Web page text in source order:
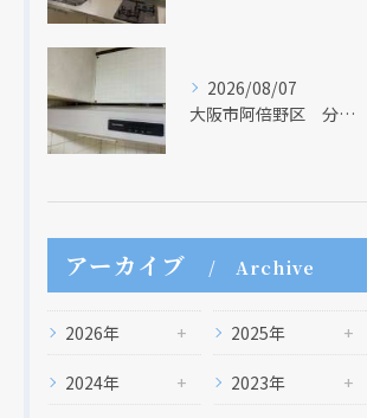
2026/08/07
大阪市阿倍野区 分譲マンションのレンジフード取替リフォーム工事 タカラスタンダード
アーカイブ Archive
2026年 2025年
2024年 2023年